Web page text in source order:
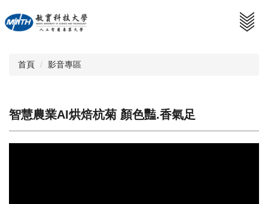
到
主
首頁 影音專區
智慧農業AI烘焙杭菊 顏色豔.香氣足